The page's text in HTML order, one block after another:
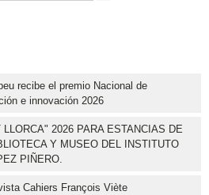
recibe el premio Nacional de
e innovación 2026
2026 PARA ESTANCIAS DE
Y MUSEO DEL INSTITUTO
PIÑERO.
Cahiers François Viète